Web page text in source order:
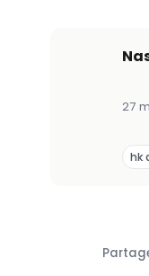
27
hk